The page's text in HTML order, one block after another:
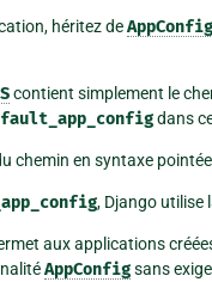
héritez deAppConfig
contient simplement le
dans
chemin en syntaxe
, Django utilise
aux applications
AppConfigsans